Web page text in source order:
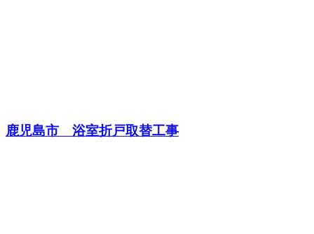
鹿児島市 浴室折戸取替工事